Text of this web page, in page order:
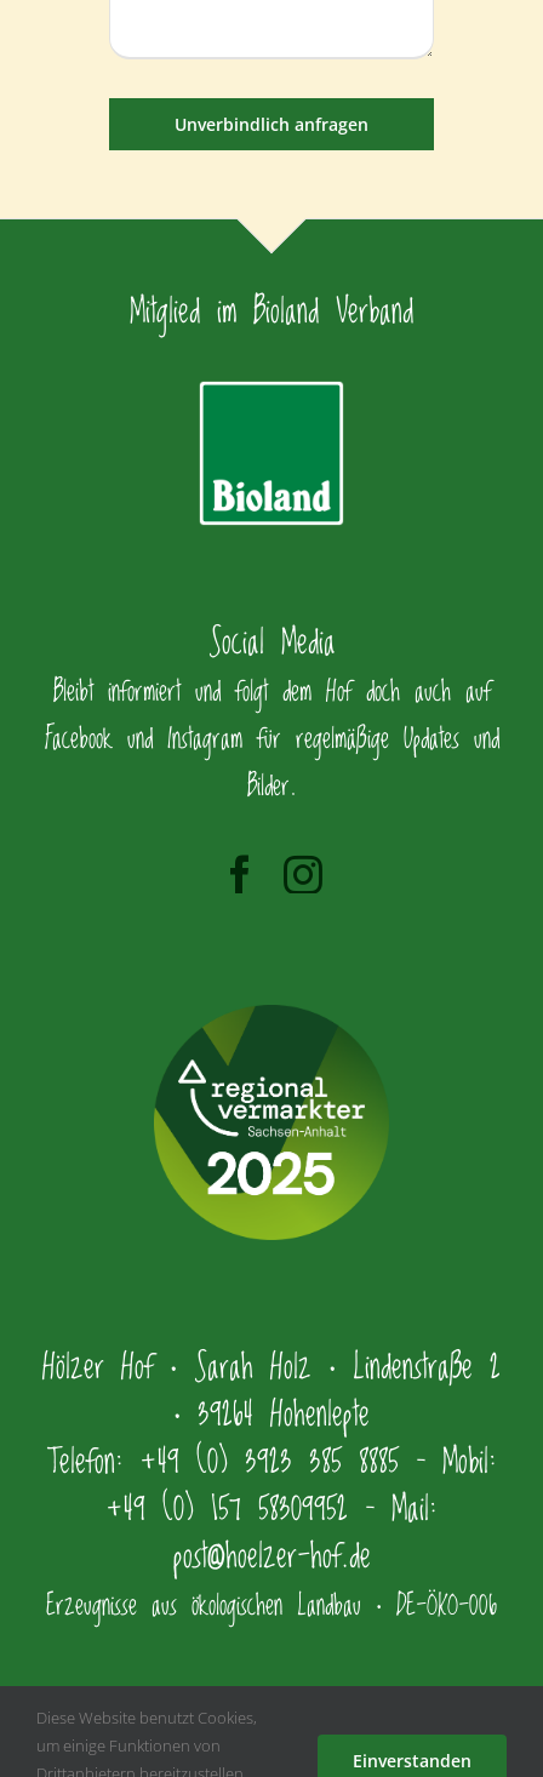
Unverbindlich anfragen
Mitglied im Bioland Verband
Social Media
Bleibt informiert und folgt dem Hof doch auch auf
Facebook und Instagram für regelmäßige Updates und
Bilder.
Hölzer Hof • Sarah Holz • Lindenstraße 2
• 39264 Hohenlepte
Telefon: +49 (0) 3923 385 8885 – Mobil:
+49 (0) 157 58309952 – Mail:
post@hoelzer-hof.de
Erzeugnisse aus ökologischen Landbau • DE-ÖKO-006
Diese Website benutzt Cookies,
um einige Funktionen von
Einverstanden